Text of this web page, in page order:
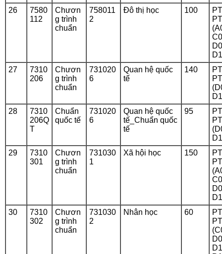
26
7580
112
Chươn
g trình
chuẩn
758011
2
Đô thị học 100
27
7310
206
Chươn
g trình
chuẩn
731020
6
Quan hệ quốc
tế
140
28
7310
206Q
T
Chuẩn
quốc tế
731020
6
Quan hệ quốc
tế_Chuẩn quốc
tế
95
29
7310
301
Chươn
g trình
chuẩn
731030
1
Xã hội học 150
30
7310
302
Chươn
g trình
chuẩn
731030
2
Nhân học 60